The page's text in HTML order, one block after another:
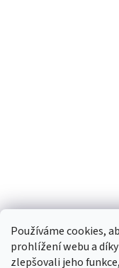
Používáme cookies,
prohlížení webu a
zlepšovali jeho